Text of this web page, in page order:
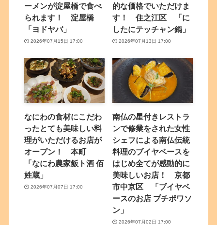
ーメンが淀屋橋で食べ
られます！ 淀屋橋
「ヨドヤバ」
2026年07月15日 17:00
的な価格でいただけま
す！ 住之江区 「に
したにテッチャン鍋」
2026年07月13日 17:00
なにわの食材にこだわ
ったとても美味しい料
理がいただけるお店が
オープン！ 本町
「なにわ農家飯ト酒 佰
姓蔵」
2026年07月07日 17:00
南仏の星付きレストラ
ンで修業をされた女性
シェフによる南仏伝統
料理のブイヤベースを
はじめ全てが感動的に
美味しいお店！ 京都
市中京区 「ブイヤベ
ースのお店 プチポワソ
ン」
2026年07月02日 17:00